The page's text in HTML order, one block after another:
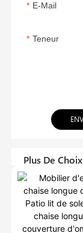
E-Mail
Teneur
Plus De Choix